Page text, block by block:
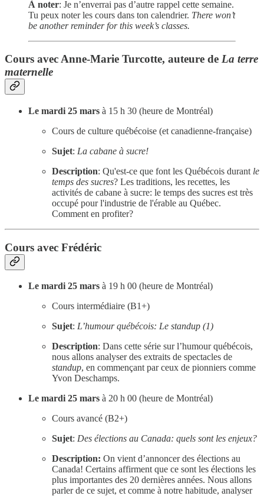
À noter: Je n’enverrai pas d’autre rappel cette semaine.
Tu peux noter les cours dans ton calendrier. There won’t
be another reminder for this week’s classes.
Cours avec Anne-Marie Turcotte, auteure de La terre
maternelle
Le mardi 25 mars à 15 h 30 (heure de Montréal)
Cours de culture québécoise (et canadienne-française)
Sujet: La cabane à sucre!
Description: Qu'est-ce que font les Québécois durant le
temps des sucres? Les traditions, les recettes, les
activités de cabane à sucre: le temps des sucres est très
occupé pour l'industrie de l'érable au Québec.
Comment en profiter?
Cours avec Frédéric
Le mardi 25 mars à 19 h 00 (heure de Montréal)
Cours intermédiaire (B1+)
Sujet: L’humour québécois: Le standup (1)
Description: Dans cette série sur l’humour québécois,
nous allons analyser des extraits de spectacles de
standup, en commençant par ceux de pionniers comme
Yvon Deschamps.
Le mardi 25 mars à 20 h 00 (heure de Montréal)
Cours avancé (B2+)
Sujet: Des élections au Canada: quels sont les enjeux?
Description: On vient d’annoncer des élections au
Canada! Certains affirment que ce sont les élections les
plus importantes des 20 dernières années. Nous allons
parler de ce sujet, et comme à notre habitude, analyser